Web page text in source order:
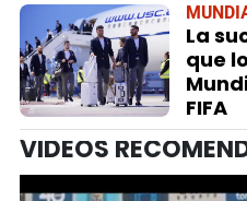
La
que
FIFA
VIDEOS